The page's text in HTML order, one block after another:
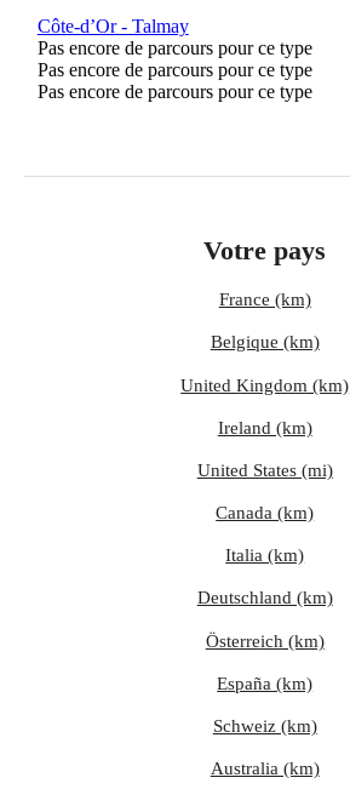
Côte-d’Or - Talmay
Pas encore de parcours pour ce type
Pas encore de parcours pour ce type
Pas encore de parcours pour ce type
Votre pays
France (km)
Belgique (km)
United Kingdom (km)
Ireland (km)
United States (mi)
Canada (km)
Italia (km)
Deutschland (km)
Österreich (km)
España (km)
Schweiz (km)
Australia (km)